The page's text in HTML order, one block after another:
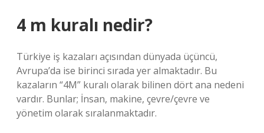
4 m kuralı nedir?
Türkiye iş kazaları açısından dünyada üçüncü,
Avrupa’da ise birinci sırada yer almaktadır. Bu
kazaların “4M” kuralı olarak bilinen dört ana nedeni
vardır. Bunlar; İnsan, makine, çevre/çevre ve
yönetim olarak sıralanmaktadır.